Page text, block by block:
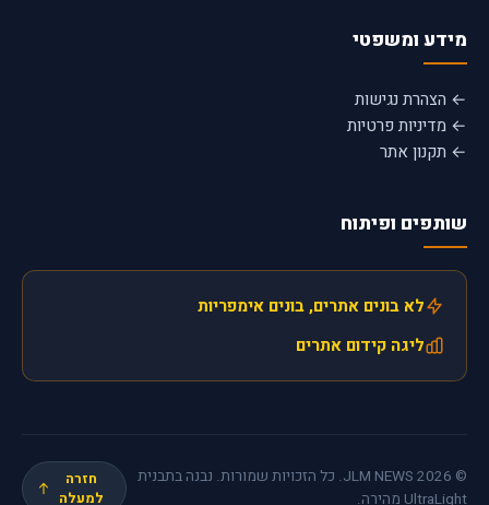
מידע ומשפטי
← הצהרת נגישות
← מדיניות פרטיות
← תקנון אתר
שותפים ופיתוח
לא בונים אתרים, בונים אימפריות
ליגה קידום אתרים
© 2026 JLM NEWS. כל הזכויות שמורות. נבנה בתבנית
UltraLight מהירה.
חזרה
למעלה